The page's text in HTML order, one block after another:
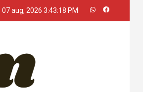
07 aug, 2026 3:43:18 PM